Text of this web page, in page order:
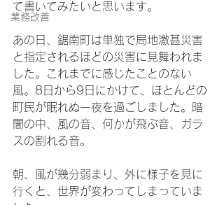
業務改善
て書いてみたいと思います。
あの日、鋸南町は単独で局地激甚災害
と指定されるほどの災害に見舞われま
した。これまでに感じたことのない
風。8日から9日にかけて、ほとんどの
町民が眠れぬ一夜を過ごしました。暗
闇の中、風の音、何かが飛ぶ音、ガラ
スの割れる音。
朝、風が幾分弱まり、外に様子を見に
行くと、世界が変わってしまっていま